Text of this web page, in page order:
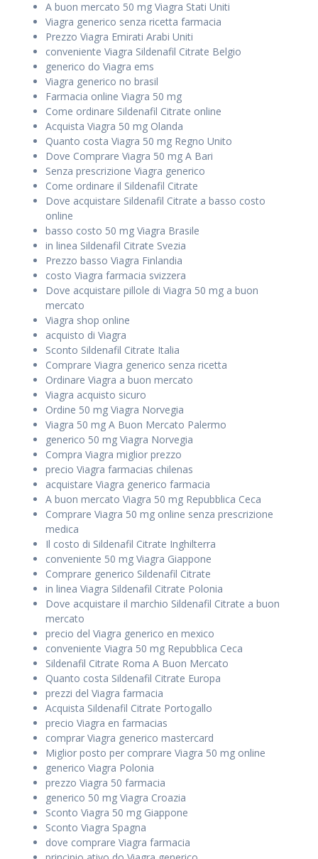
A buon mercato 50 mg Viagra Stati Uniti
Viagra generico senza ricetta farmacia
Prezzo Viagra Emirati Arabi Uniti
conveniente Viagra Sildenafil Citrate Belgio
generico do Viagra ems
Viagra generico no brasil
Farmacia online Viagra 50 mg
Come ordinare Sildenafil Citrate online
Acquista Viagra 50 mg Olanda
Quanto costa Viagra 50 mg Regno Unito
Dove Comprare Viagra 50 mg A Bari
Senza prescrizione Viagra generico
Come ordinare il Sildenafil Citrate
Dove acquistare Sildenafil Citrate a basso costo
online
basso costo 50 mg Viagra Brasile
in linea Sildenafil Citrate Svezia
Prezzo basso Viagra Finlandia
costo Viagra farmacia svizzera
Dove acquistare pillole di Viagra 50 mg a buon
mercato
Viagra shop online
acquisto di Viagra
Sconto Sildenafil Citrate Italia
Comprare Viagra generico senza ricetta
Ordinare Viagra a buon mercato
Viagra acquisto sicuro
Ordine 50 mg Viagra Norvegia
Viagra 50 mg A Buon Mercato Palermo
generico 50 mg Viagra Norvegia
Compra Viagra miglior prezzo
precio Viagra farmacias chilenas
acquistare Viagra generico farmacia
A buon mercato Viagra 50 mg Repubblica Ceca
Comprare Viagra 50 mg online senza prescrizione
medica
Il costo di Sildenafil Citrate Inghilterra
conveniente 50 mg Viagra Giappone
Comprare generico Sildenafil Citrate
in linea Viagra Sildenafil Citrate Polonia
Dove acquistare il marchio Sildenafil Citrate a buon
mercato
precio del Viagra generico en mexico
conveniente Viagra 50 mg Repubblica Ceca
Sildenafil Citrate Roma A Buon Mercato
Quanto costa Sildenafil Citrate Europa
prezzi del Viagra farmacia
Acquista Sildenafil Citrate Portogallo
precio Viagra en farmacias
comprar Viagra generico mastercard
Miglior posto per comprare Viagra 50 mg online
generico Viagra Polonia
prezzo Viagra 50 farmacia
generico 50 mg Viagra Croazia
Sconto Viagra 50 mg Giappone
Sconto Viagra Spagna
dove comprare Viagra farmacia